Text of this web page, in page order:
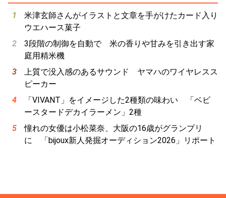
米津玄師さんがイラストと文章を手がけたカード入り
ウエハース菓子
3段階の制御を自動で 米の香りや甘みを引き出す家
庭用精米機
上質で没入感のあるサウンド ヤマハのワイヤレスス
ピーカー
「VIVANT」をイメージした2種類の味わい 「ベビ
ースタードデカイラーメン」2種
憧れの女優は小松菜奈、大阪の16歳がグランプリ
に 「bijoux新人発掘オーディション2026」リポート